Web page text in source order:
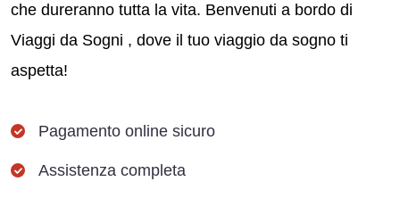
che dureranno tutta la vita. Benvenuti a bordo di
Viaggi da Sogni , dove il tuo viaggio da sogno ti
aspetta!
Pagamento online sicuro
Assistenza completa